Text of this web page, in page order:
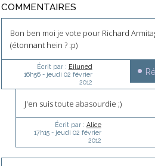
COMMENTAIRES
Bon ben moi je vote pour Richard
(étonnant hein ? :p)
Écrit par : Eiluned
16h56- jeudi 02 février
2012
J'en suis toute abasourdie ;)
Écrit par : Alice
17h15- jeudi 02 février
2012